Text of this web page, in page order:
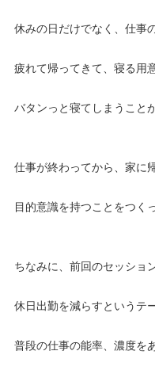
休みの日だけでなく、仕事
疲れて帰ってきて、寝る用
バタンっと寝てしまうこと
仕事が終わってから、家に
目的意識を持つことをつく
ちなみに、前回のセッショ
休日出勤を減らすというテ
普段の仕事の能率、濃度を